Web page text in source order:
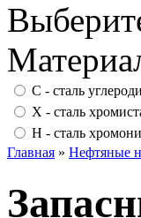
С - сталь
Х - сталь
Н - сталь
Главная » Нефтяные